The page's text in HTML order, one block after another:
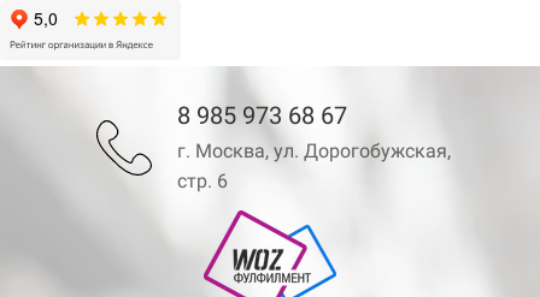
8 985 973 68 67
г. Москва, ул. Дорогобужская,
стр. 6